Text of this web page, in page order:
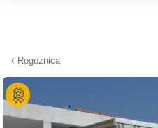
Rogoznica